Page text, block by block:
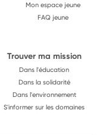
Mon espace jeune
FAQ jeune
Trouver ma mission
Dans l'éducation
Dans la solidarité
Dans l'environnement
S'informer sur les domaines